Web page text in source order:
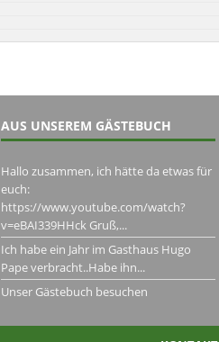
AUS UNSEREM GÄSTEBUCH
Hallo zusammen, ich hätte da etwas für
euch:
https://www.youtube.com/watch?
v=eBAI339HHck Gruß,...
Ich habe ein Jahr im Gasthaus Hugo
Pape verbracht..Habe ihn...
Unser Gästebuch besuchen